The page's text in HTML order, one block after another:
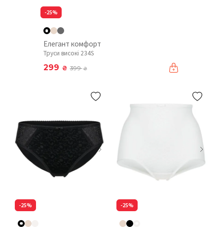
-25%
Елегант комфорт
Труси високі 234S
299 ₴ 399₴
-25% -25%